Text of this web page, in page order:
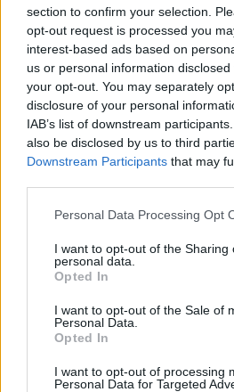
section to confirm your selection.
opt-out request is processed you
interest-based ads based on
us or personal information
your opt-out. You may separately
disclosure of your personal
IAB’s list of downstream
also be disclosed by us to third
Downstream Participants that may
Personal Data Processing Opt
I want to opt-out of the Sharing
personal data.
Opted In
I want to opt-out of the Sale of
Personal Data.
Opted In
I want to opt-out of processing
Personal Data for Targeted
Rusiški šaltibarščiai:
paruošiama, pigu ir
Kiaušinius verdu 8-10 min.
užverda vanduo.